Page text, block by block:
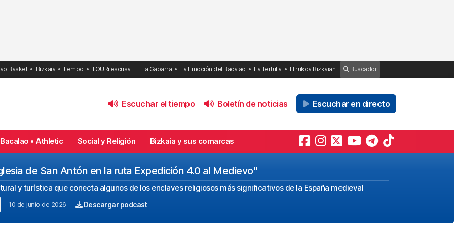
Basket Bizkaia tiempo TOURrescusa La Gabarra La Emoción del Bacalao La Tertulia Hirukoa Bizkaian Buscador
Escuchar el tiempo Boletín de noticias Escuchar en directo
Bacalao • Athletic Social y Religión Bizkaia y sus comarcas
de San Antón en la ruta Expedición 4.0 al Medievo"
y turística que conecta algunos de los enclaves religiosos más significativos de la España medieval
10 de junio de 2026 Descargar podcast